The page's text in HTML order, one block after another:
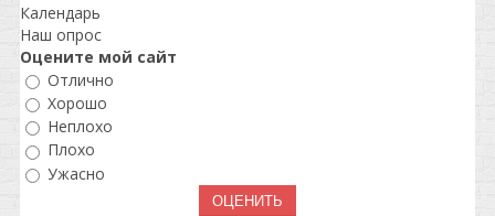
Календарь
Наш опрос
Оцените мой сайт
Отлично
Хорошо
Неплохо
Плохо
Ужасно